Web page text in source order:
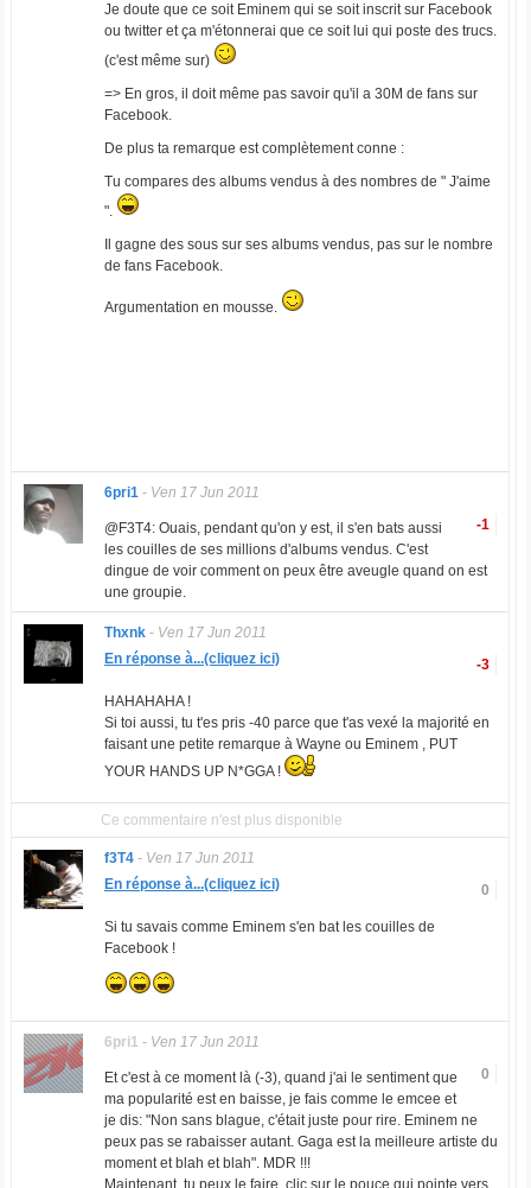
Je doute que ce soit Eminem qui se soit inscrit sur Facebook
ou twitter et ça m'étonnerai que ce soit lui qui poste des trucs.
(c'est même sur)
=> En gros, il doit même pas savoir qu'il a 30M de fans sur
Facebook.
De plus ta remarque est complètement conne :
Tu compares des albums vendus à des nombres de " J'aime
".
Il gagne des sous sur ses albums vendus, pas sur le nombre
de fans Facebook.
Argumentation en mousse.
6pri1- Ven 17 Jun 2011
-1
@F3T4: Ouais, pendant qu'on y est, il s'en bats aussi
les couilles de ses millions d'albums vendus. C'est
dingue de voir comment on peux être aveugle quand on est
une groupie.
Thxnk- Ven 17 Jun 2011
-3
En réponse à...(cliquez ici)
HAHAHAHA !
Si toi aussi, tu t'es pris -40 parce que t'as vexé la majorité en
faisant une petite remarque à Wayne ou Eminem , PUT
YOUR HANDS UP N*GGA !
Ce commentaire n'est plus disponible
f3T4- Ven 17 Jun 2011
0
En réponse à...(cliquez ici)
Si tu savais comme Eminem s'en bat les couilles de
Facebook !
6pri1 - Ven 17 Jun 2011
0
Et c'est à ce moment là (-3), quand j'ai le sentiment que
ma popularité est en baisse, je fais comme le emcee et
je dis: "Non sans blague, c'était juste pour rire. Eminem ne
peux pas se rabaisser autant. Gaga est la meilleure artiste du
moment et blah et blah". MDR !!!
Maintenant, tu peux le faire, clic sur le pouce qui pointe vers